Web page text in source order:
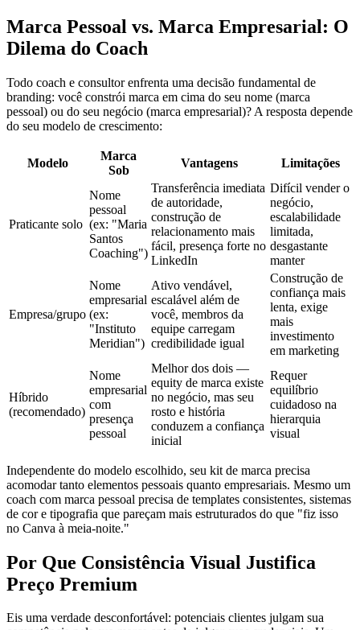
Marca Pessoal vs. Marca Empresarial: O
Dilema do Coach
Todo coach e consultor enfrenta uma decisão fundamental de
branding: você constrói marca em cima do seu nome (marca
pessoal) ou do seu negócio (marca empresarial)? A resposta depende
do seu modelo de crescimento:
Modelo
Marca
Sob
Vantagens Limitações
Praticante solo
Nome
pessoal
(ex: "Maria
Santos
Coaching")
Transferência imediata
de autoridade,
construção de
relacionamento mais
fácil, presença forte no
LinkedIn
Difícil vender o
negócio,
escalabilidade
limitada,
desgastante
manter
Empresa/grupo
Nome
empresarial
(ex:
"Instituto
Meridian")
Ativo vendável,
escalável além de
você, membros da
equipe carregam
credibilidade igual
Construção de
confiança mais
lenta, exige
mais
investimento
em marketing
Híbrido
(recomendado)
Nome
empresarial
com
presença
pessoal
Melhor dos dois —
equity de marca existe
no negócio, mas seu
rosto e história
conduzem a confiança
inicial
Requer
equilíbrio
cuidadoso na
hierarquia
visual
Independente do modelo escolhido, seu kit de marca precisa
acomodar tanto elementos pessoais quanto empresariais. Mesmo um
coach com marca pessoal precisa de templates consistentes, sistemas
de cor e tipografia que pareçam mais estruturados do que "fiz isso
no Canva à meia-noite."
Por Que Consistência Visual Justifica
Preço Premium
Eis uma verdade desconfortável: potenciais clientes julgam sua